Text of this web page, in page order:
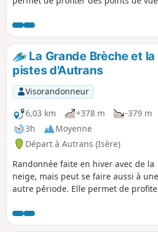
La Grande Brèche et
pistes d'Autrans
Visorandonneur
6,03 km
+378 m
-379 m
3h
Moyenne
Départ à Autrans (Isère)
Randonnée faite en hiver avec de la
neige, mais peut se faire aussi à une
autre période. Elle permet de
Buffe sur les massifs environnants,
la plaine de l'Isère et sur Grenoble.